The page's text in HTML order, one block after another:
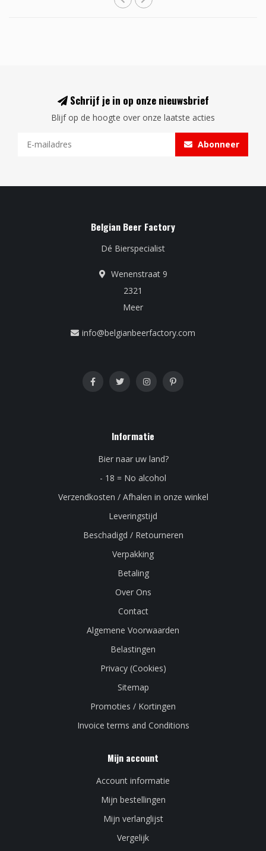
Schrijf je in op onze nieuwsbrief
Blijf op de hoogte over onze laatste acties
Abonneer
Belgian Beer Factory
Dé Bierspecialist
Wenenstraat 9
2321
Meer
info@belgianbeerfactory.com
Informatie
Bier naar uw land?
- 18 = No alcohol
Verzendkosten / Afhalen in onze winkel
Leveringstijd
Beschadigd / Retourneren
Verpakking
Betaling
Over Ons
Contact
Algemene Voorwaarden
Belastingen
Privacy (Cookies)
Sitemap
Promoties / Kortingen
Invoice terms and Conditions
Mijn account
Account informatie
Mijn bestellingen
Mijn verlanglijst
Vergelijk